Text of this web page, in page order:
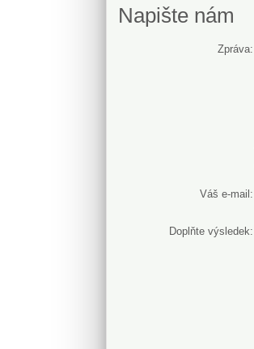
Napište nám
Zpráva:
Váš e-mail:
Doplňte výsledek: